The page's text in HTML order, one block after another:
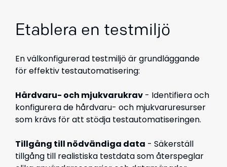
Etablera en testmiljö
En välkonfigurerad testmiljö är grundläggande
för effektiv testautomatisering:
Hårdvaru- och mjukvarukrav - Identifiera och
konfigurera de hårdvaru- och mjukvaruresurser
som krävs för att stödja testautomatiseringen.
Tillgång till nödvändiga data - Säkerställ
tillgång till realistiska testdata som återspeglar